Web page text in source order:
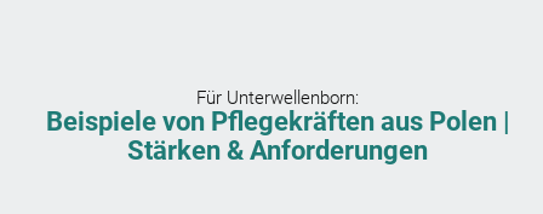
Für Unterwellenborn:
Beispiele von Pflegekräften aus Polen |
Stärken & Anforderungen